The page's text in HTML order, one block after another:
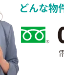
どんな物